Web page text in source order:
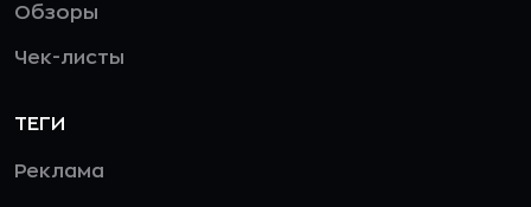
Обзоры
Чек-листы
ТЕГИ
Реклама